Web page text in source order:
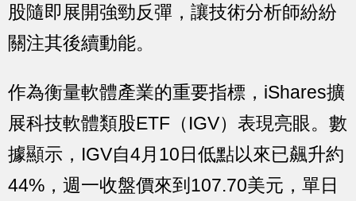
股隨即展開強勁反彈，讓技術分析師紛紛
關注其後續動能。
作為衡量軟體產業的重要指標，iShares擴
展科技軟體類股ETF（IGV）表現亮眼。數
據顯示，IGV自4月10日低點以來已飆升約
44%，週一收盤價來到107.70美元，單日